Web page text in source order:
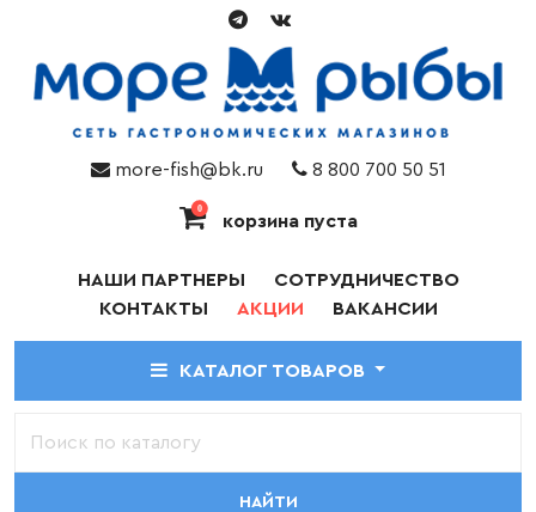
more-fish@bk.ru 8 800 700 50 51
0
корзина пуста
НАШИ ПАРТНЕРЫ
СОТРУДНИЧЕСТВО
КОНТАКТЫ
АКЦИИ ВАКАНСИИ
КАТАЛОГ ТОВАРОВ
НАЙТИ